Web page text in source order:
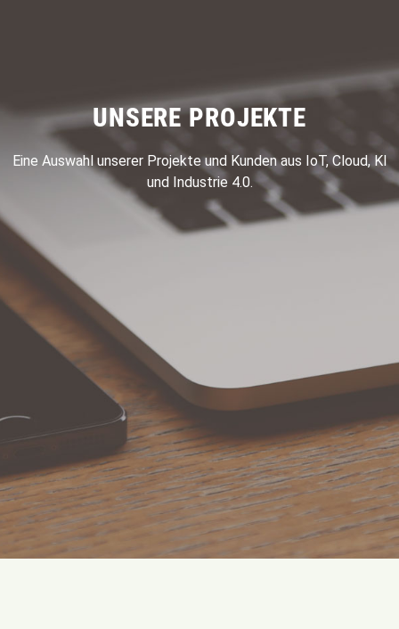
UNSERE PROJEKTE
Eine Auswahl unserer Projekte und Kunden aus IoT, Cloud, KI
und Industrie 4.0.